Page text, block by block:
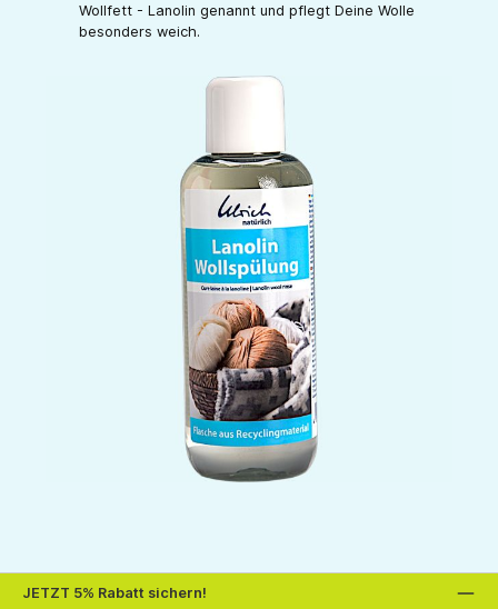
Wollfett - Lanolin genannt und pflegt Deine Wolle
besonders weich.
JETZT 5% Rabatt sichern!